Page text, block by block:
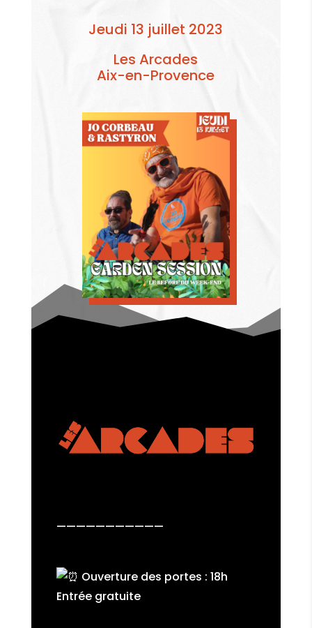
Jeudi 13 juillet 2023
Les Arcades
Aix-en-Provence
———————————
Ouverture des portes : 18h
Entrée gratuite